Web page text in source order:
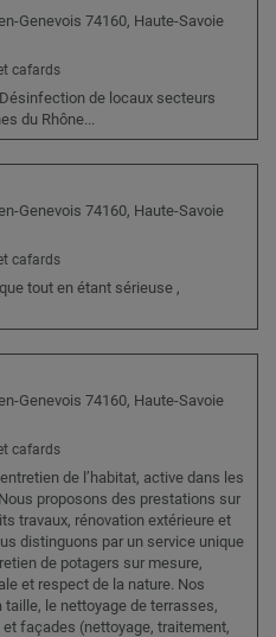
Genevois 74160, Haute-Savoie
cafards
de locaux secteurs
du Rhône...
Genevois 74160, Haute-Savoie
cafards
tout en étant sérieuse ,
Genevois 74160, Haute-Savoie
cafards
de l’habitat, active dans les
proposons des prestations sur
travaux, rénovation extérieure et
distinguons par un service unique
de potagers sur mesure,
et respect de la nature. Nos
le nettoyage de terrasses,
façades (nettoyage, traitement,